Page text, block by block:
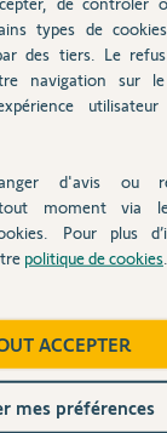
il y a 3 mois
types de
des tiers. Le
navigation sur
d'avis ou
moment via
Pour plus
politique de cookies
ACCEPTER
mes préférences